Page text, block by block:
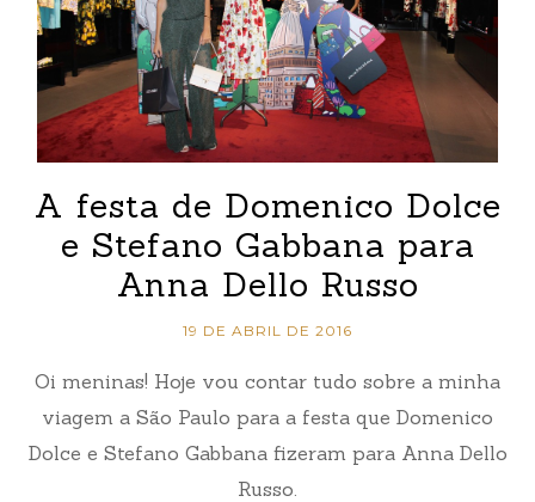
A festa de Domenico Dolce
e Stefano Gabbana para
Anna Dello Russo
19 DE ABRIL DE 2016
Oi meninas! Hoje vou contar tudo sobre a minha
viagem a São Paulo para a festa que Domenico
Dolce e Stefano Gabbana fizeram para Anna Dello
Russo.